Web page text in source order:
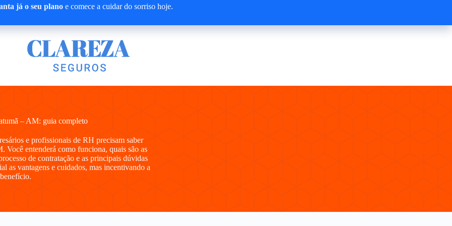
já o seu planoe comece a cuidar do sorriso hoje.
– AM: guia completo
e profissionais de RH precisam saber
Você entenderá como funciona, quais são as
de contratação e as principais dúvidas
as vantagens e cuidados, mas incentivando a